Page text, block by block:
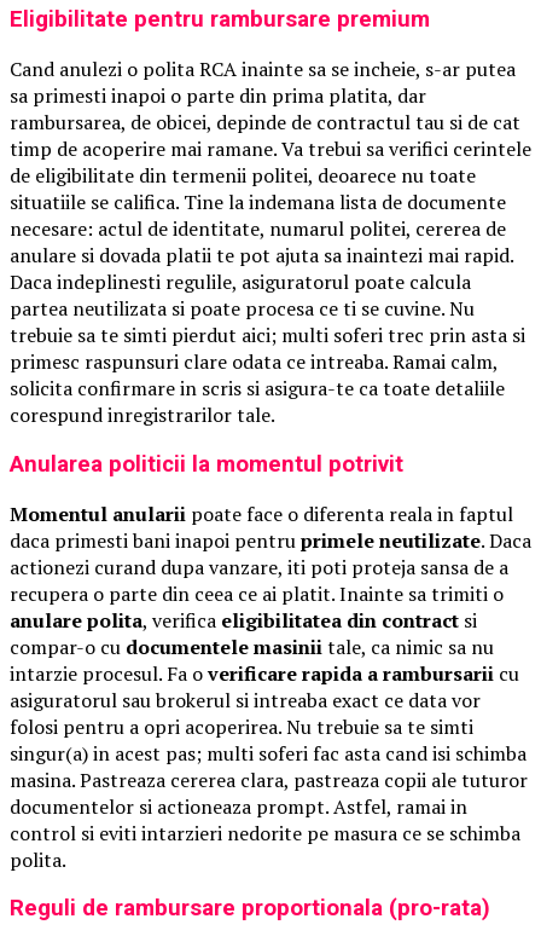
Eligibilitate pentru rambursare premium
Cand anulezi o polita RCA inainte sa se incheie, s-ar putea
sa primesti inapoi o parte din prima platita, dar
rambursarea, de obicei, depinde de contractul tau si de cat
timp de acoperire mai ramane. Va trebui sa verifici cerintele
de eligibilitate din termenii politei, deoarece nu toate
situatiile se califica. Tine la indemana lista de documente
necesare: actul de identitate, numarul politei, cererea de
anulare si dovada platii te pot ajuta sa inaintezi mai rapid.
Daca indeplinesti regulile, asiguratorul poate calcula
partea neutilizata si poate procesa ce ti se cuvine. Nu
trebuie sa te simti pierdut aici; multi soferi trec prin asta si
primesc raspunsuri clare odata ce intreaba. Ramai calm,
solicita confirmare in scris si asigura-te ca toate detaliile
corespund inregistrarilor tale.
Anularea politicii la momentul potrivit
Momentul anularii poate face o diferenta reala in faptul
daca primesti bani inapoi pentruprimele neutilizate. Daca
actionezi curand dupa vanzare, iti poti proteja sansa de a
recupera o parte din ceea ce ai platit. Inainte sa trimiti o
anulare polita, verifica eligibilitatea din contract si
compar-o cu documentele masiniitale, ca nimic sa nu
intarzie procesul. Fa overificare rapida a rambursarii cu
asiguratorul sau brokerul si intreaba exact ce data vor
folosi pentru a opri acoperirea. Nu trebuie sa te simti
singur(a) in acest pas; multi soferi fac asta cand isi schimba
masina. Pastreaza cererea clara, pastreaza copii ale tuturor
documentelor si actioneaza prompt. Astfel, ramai in
control si eviti intarzieri nedorite pe masura ce se schimba
polita.
Reguli de rambursare proportionala (pro-rata)